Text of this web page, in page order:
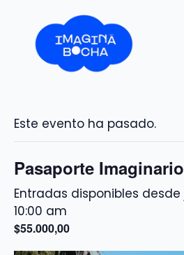
contenido
Este evento ha pasado.
Pasaporte Imaginario
10:00 am
$55.000,00